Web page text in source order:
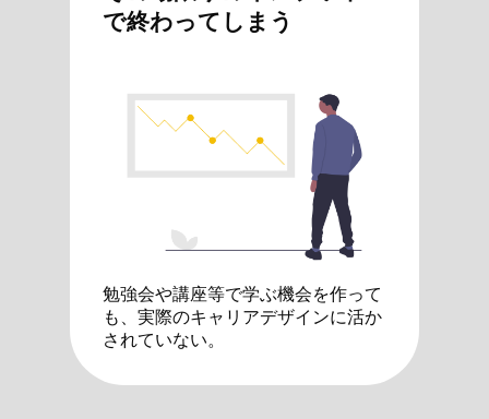
で終わってしまう
勉強会や講座等で学ぶ機会を作って
も、実際のキャリアデザインに活か
されていない。